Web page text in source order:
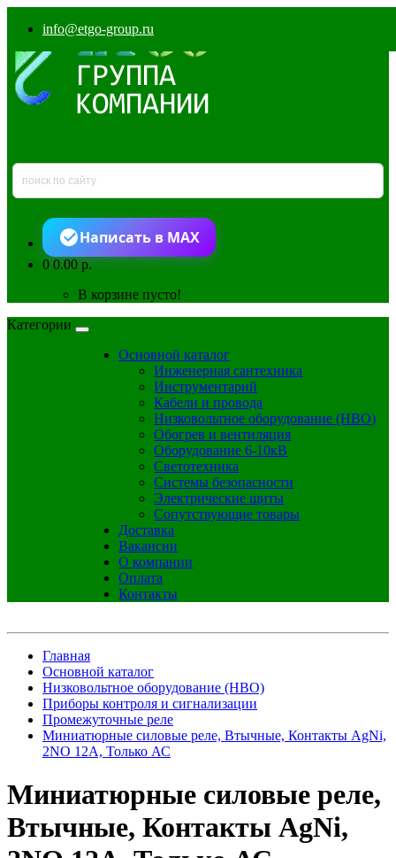
info@etgo-group.ru
Написать в MAX
00.00 р.
В корзине пусто!
Категории
Основной каталог
Инженерная сантехника
Инструментарий
Кабели и провода
Низковольтное оборудование (НВО)
Обогрев и вентиляция
Оборудование 6-10кВ
Светотехника
Системы безопасности
Электрические щиты
Сопутствующие товары
Доставка
Вакансии
О компании
Оплата
Контакты
Главная
Основной каталог
Низковольтное оборудование (НВО)
Приборы контроля и сигнализации
Промежуточные реле
Миниатюрные силовые реле, Втычные, Контакты AgNi,
2NO 12A, Только АС
Миниатюрные силовые реле,
Втычные, Контакты AgNi,